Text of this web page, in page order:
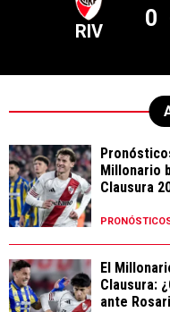
RIV 0
Millonario
Clausura
El
Clausura:
ante